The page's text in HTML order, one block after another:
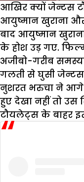
आखिर क्यों जेन्टस
आयुष्मान खुराना
बाद आयुष्मान
के होश उड़ गए.
अजीबो-गरीब
गलती से घुसी
नुशरत भरुचा ने आगे
हुए देखा नहीं तो
टौयलेट्स के बाहर